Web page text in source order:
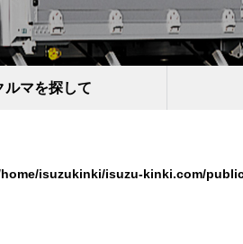
ルマを探して
isuzukinki/isuzu-kinki.com/